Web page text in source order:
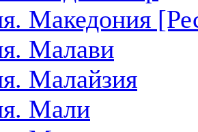
Македония
Малави
Малайзия
Мали